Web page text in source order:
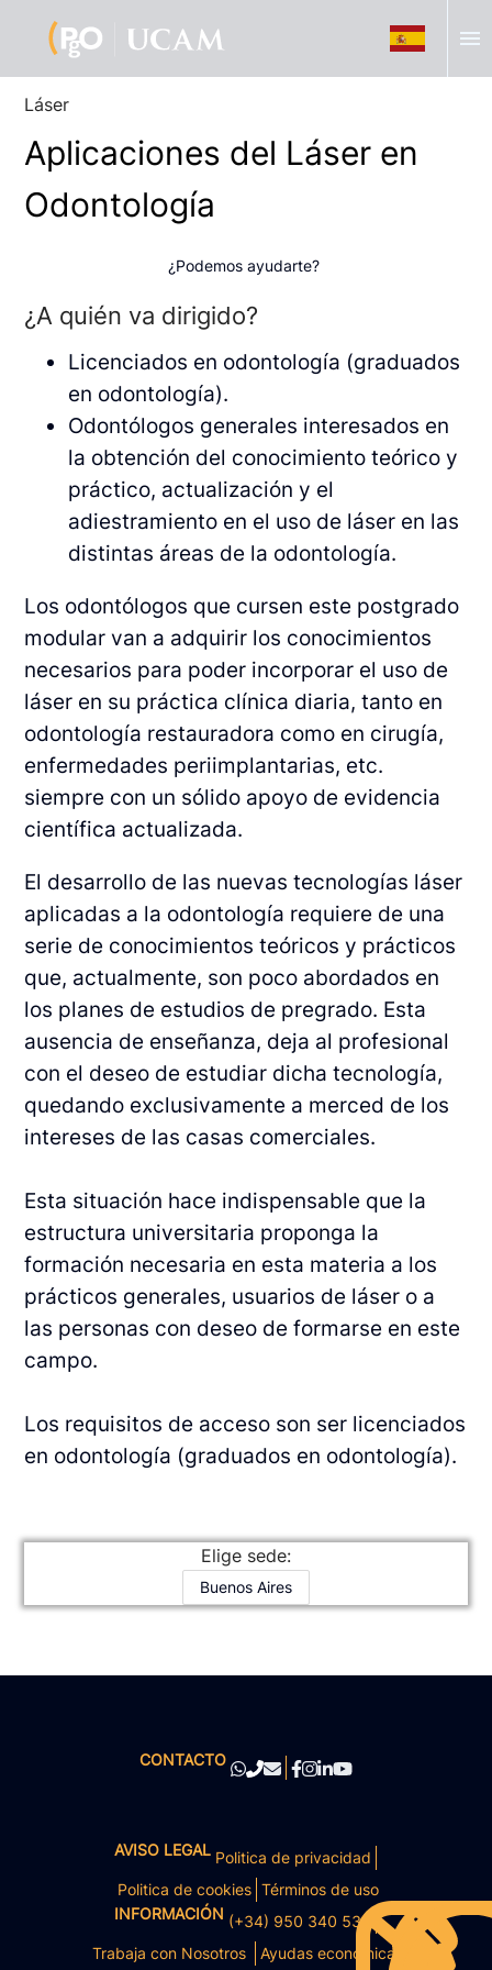
menu
Láser
Aplicaciones del Láser en
Odontología
¿Podemos ayudarte?
¿A quién va dirigido?
Licenciados en odontología (graduados
en odontología).
Odontólogos generales interesados en
la obtención del conocimiento teórico y
práctico, actualización y el
adiestramiento en el uso de láser en las
distintas áreas de la odontología.
Los odontólogos que cursen este postgrado
modular van a adquirir los conocimientos
necesarios para poder incorporar el uso de
láser en su práctica clínica diaria, tanto en
odontología restauradora como en cirugía,
enfermedades periimplantarias, etc.
siempre con un sólido apoyo de evidencia
científica actualizada.
El desarrollo de las nuevas tecnologías láser
aplicadas a la odontología requiere de una
serie de conocimientos teóricos y prácticos
que, actualmente, son poco abordados en
los planes de estudios de pregrado. Esta
ausencia de enseñanza, deja al profesional
con el deseo de estudiar dicha tecnología,
quedando exclusivamente a merced de los
intereses de las casas comerciales.
Esta situación hace indispensable que la
estructura universitaria proponga la
formación necesaria en esta materia a los
prácticos generales, usuarios de láser o a
las personas con deseo de formarse en este
campo.
Los requisitos de acceso son ser licenciados
en odontología (graduados en odontología).
Elige sede:
Buenos Aires
CONTACTO
AVISO LEGAL Politica de privacidad
Politica de cookies Términos de uso
INFORMACIÓN (+34) 950 340 531
Trabaja con Nosotros
Ayudas económicas